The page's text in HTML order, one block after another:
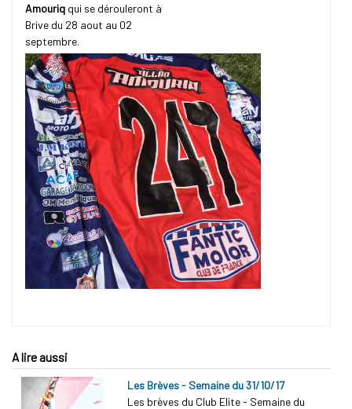
Amouriq qui se dérouleront à
Brive du 28 aout au 02
septembre.
A lire aussi
Les Brèves - Semaine du 31/10/17
Les brèves du Club Elite - Semaine du